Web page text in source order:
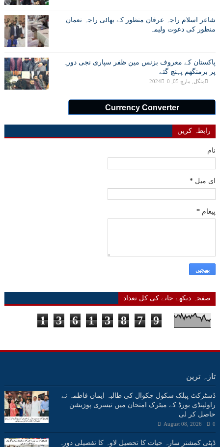
شاعر اسلام راجہ عرفان منظور کے بھائی راجہ نعمان
منظور کی دعوت ولیمہ
پاکستان کے معروف بزنس مین ظفر سپاری نجی دورہ
پر برمنگھم پہنچ گئے
منگل, مارچ 05, 2024 0
Currency Converter
رابطہ کریں
نام
ای میل *
پیغام *
صفحہ دیکھے جانے کی کل تعداد
1 3 6 1 3 8 7 9
تازہ ترین
ڈسٹرکٹ پبلک سکول چکوال کی طالبہ ایمان فاطمہ نے
راولپنڈی بورڈ کے میٹرک امتحان میں تیسری پوزیشن
حاصل کر لی
August 08, 2026 0
ڈپٹی کمشنر سارہ حیات کا تحصیل لاوہ کا تفصیلی دورہ